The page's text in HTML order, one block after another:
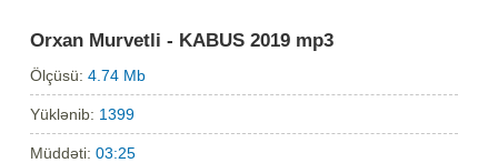
Orxan Murvetli - KABUS 2019 mp3
Ölçüsü:4.74 Mb
Yüklənib: 1399
Müddəti:03:25